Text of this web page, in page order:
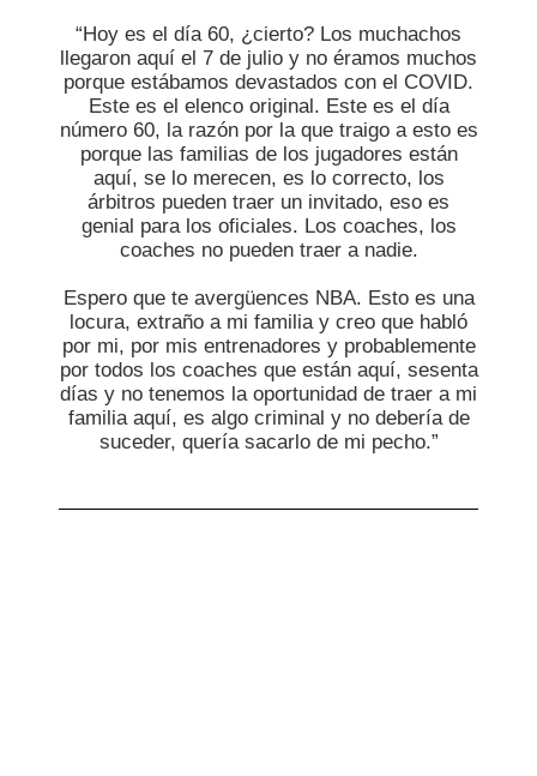
“Hoy es el día 60, ¿cierto? Los muchachos
llegaron aquí el 7 de julio y no éramos muchos
porque estábamos devastados con el COVID.
Este es el elenco original. Este es el día
número 60, la razón por la que traigo a esto es
porque las familias de los jugadores están
aquí, se lo merecen, es lo correcto, los
árbitros pueden traer un invitado, eso es
genial para los oficiales. Los coaches, los
coaches no pueden traer a nadie.
Espero que te avergüences NBA. Esto es una
locura, extraño a mi familia y creo que habló
por mi, por mis entrenadores y probablemente
por todos los coaches que están aquí, sesenta
días y no tenemos la oportunidad de traer a mi
familia aquí, es algo criminal y no debería de
suceder, quería sacarlo de mi pecho.”